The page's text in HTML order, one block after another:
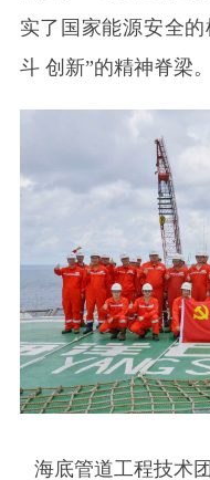
实了国家能源安全
斗 创新”的精神脊梁。
海底管道工程技术